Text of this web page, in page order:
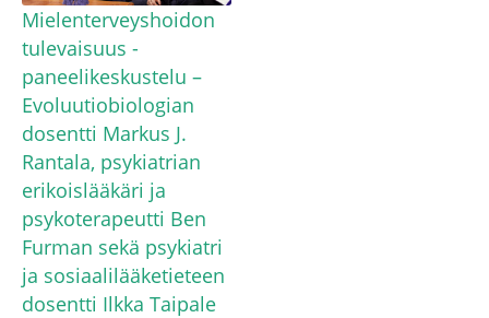
Mielenterveyshoidon
tulevaisuus -
paneelikeskustelu –
Evoluutiobiologian
dosentti Markus J.
Rantala, psykiatrian
erikoislääkäri ja
psykoterapeutti Ben
Furman sekä psykiatri
ja sosiaalilääketieteen
dosentti Ilkka Taipale